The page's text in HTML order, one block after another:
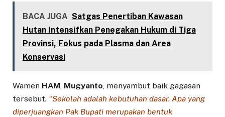
BACA JUGA Satgas Penertiban Kawasan
Hutan Intensifkan Penegakan Hukum di Tiga
Provinsi, Fokus pada Plasma dan Area
Konservasi
Wamen HAM, Mugyanto, menyambut baik gagasan
tersebut. “Sekolah adalah kebutuhan dasar. Apa yang
diperjuangkan Pak Bupati merupakan bentuk